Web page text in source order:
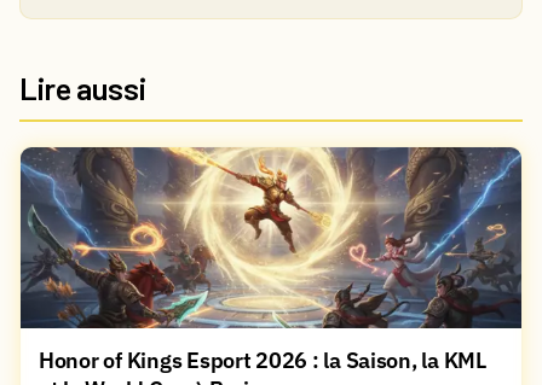
Lire aussi
Honor of Kings Esport 2026 : la Saison, la KML